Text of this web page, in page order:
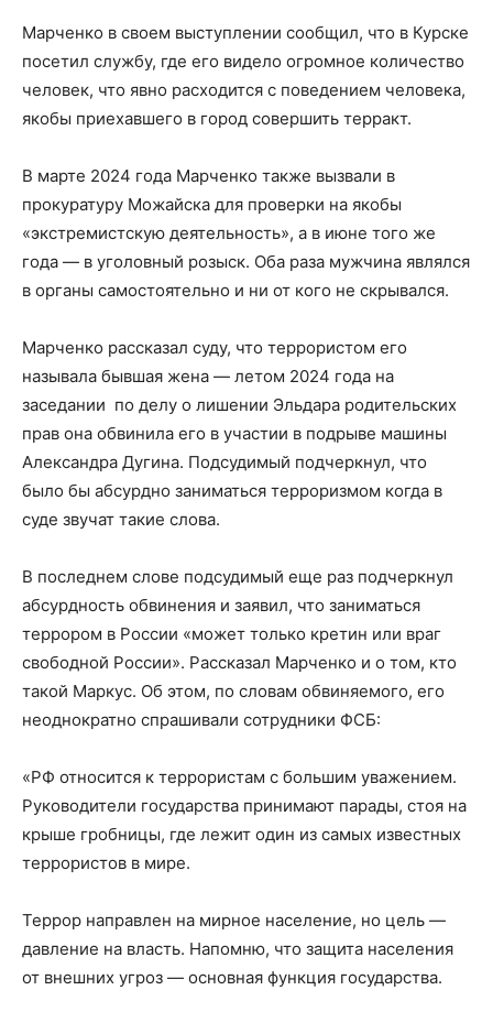
Марченко в своем выступлении сообщил, что в Курске
посетил службу, где его видело огромное количество
человек, что явно расходится с поведением человека,
якобы приехавшего в город совершить терракт.
В марте 2024 года Марченко также вызвали в
прокуратуру Можайска для проверки на якобы
«экстремистскую деятельность», а в июне того же
года — в уголовный розыск. Оба раза мужчина являлся
в органы самостоятельно и ни от кого не скрывался.
Марченко рассказал суду, что террористом его
называла бывшая жена — летом 2024 года на
заседании по делу о лишении Эльдара родительских
прав она обвинила его в участии в подрыве машины
Александра Дугина. Подсудимый подчеркнул, что
было бы абсурдно заниматься терроризмом когда в
суде звучат такие слова.
В последнем слове подсудимый еще раз подчеркнул
абсурдность обвинения и заявил, что заниматься
террором в России «может только кретин или враг
свободной России». Рассказал Марченко и о том, кто
такой Маркус. Об этом, по словам обвиняемого, его
неоднократно спрашивали сотрудники ФСБ:
«РФ относится к террористам с большим уважением.
Руководители государства принимают парады, стоя на
крыше гробницы, где лежит один из самых известных
террористов в мире.
Террор направлен на мирное население, но цель —
давление на власть. Напомню, что защита населения
от внешних угроз — основная функция государства.